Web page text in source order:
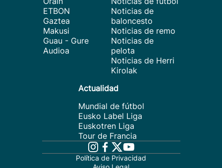
ETBON
Gaztea
Makusi
Guau - Gure
Audioa
Noticias de
baloncesto
Noticias de remo
Noticias de
pelota
Noticias de Herri
Kirolak
Actualidad
Mundial de fútbol
Eusko Label Liga
Euskotren Liga
Tour de Francia
Política de Privacidad